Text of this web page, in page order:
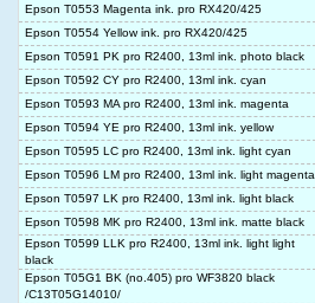
Epson T0553 Magenta ink. pro RX420/425
Epson T0554 Yellow ink. pro RX420/425
Epson T0591 PK pro R2400, 13ml ink. photo black
Epson T0592 CY pro R2400, 13ml ink. cyan
Epson T0593 MA pro R2400, 13ml ink. magenta
Epson T0594 YE pro R2400, 13ml ink. yellow
Epson T0595 LC pro R2400, 13ml ink. light cyan
Epson T0596 LM pro R2400, 13ml ink. light magenta
Epson T0597 LK pro R2400, 13ml ink. light black
Epson T0598 MK pro R2400, 13ml ink. matte black
Epson T0599 LLK pro R2400, 13ml ink. light light
black
Epson T05G1 BK (no.405) pro WF3820 black
/C13T05G14010/